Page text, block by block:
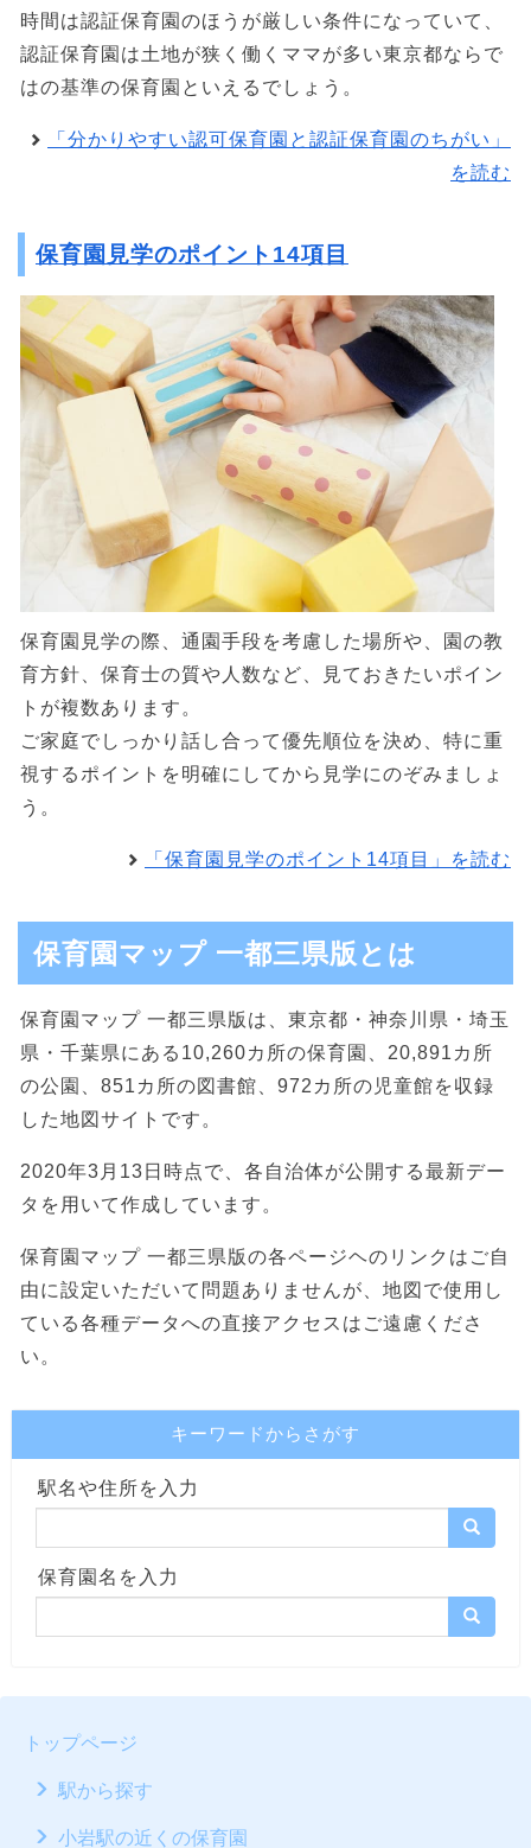
時間は認証保育園のほうが厳しい条件になっていて、
認証保育園は土地が狭く働くママが多い東京都ならで
はの基準の保育園といえるでしょう。
「分かりやすい認可保育園と認証保育園のちがい」
を読む
保育園見学のポイント14項目
保育園見学の際、通園手段を考慮した場所や、園の教
育方針、保育士の質や人数など、見ておきたいポイン
トが複数あります。
ご家庭でしっかり話し合って優先順位を決め、特に重
視するポイントを明確にしてから見学にのぞみましょ
う。
「保育園見学のポイント14項目」を読む
保育園マップ 一都三県版とは
保育園マップ 一都三県版は、東京都・神奈川県・埼玉
県・千葉県にある10,260カ所の保育園、20,891カ所
の公園、851カ所の図書館、972カ所の児童館を収録
した地図サイトです。
2020年3月13日時点で、各自治体が公開する最新デー
タを用いて作成しています。
保育園マップ 一都三県版の各ページヘのリンクはご自
由に設定いただいて問題ありませんが、地図で使用し
ている各種データへの直接アクセスはご遠慮くださ
い。
キーワードからさがす
駅名や住所を入力
保育園名を入力
トップページ
駅から探す
小岩駅の近くの保育園